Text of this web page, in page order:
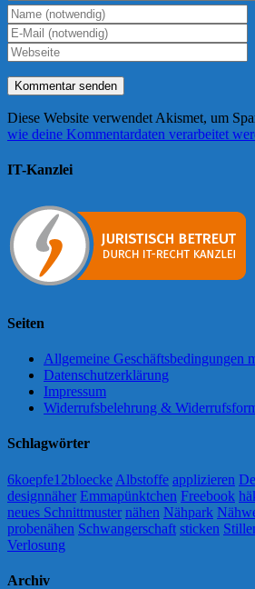
Diese Website verwendet Akismet, um
wie deine Kommentardaten verarbeitet
IT-Kanzlei
Seiten
Allgemeine Geschäftsbedingungen
Datenschutzerklärung
Impressum
Widerrufsbelehrung &
Schlagwörter
6koepfe12bloecke Albstoffe applizieren
designnäher Emmapünktchen Freebook
neues Schnittmuster nähen Nähpark
probenähen Schwangerschaft sticken
Verlosung
Archiv